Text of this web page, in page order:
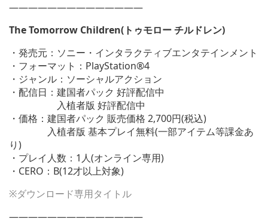
——————————————
The Tomorrow Children(トゥモロー チルドレン)
・発売元：ソニー・インタラクティブエンタテインメント
・フォーマット：PlayStation®4
・ジャンル：ソーシャルアクション
・配信日：建国者パック 好評配信中
入植者版 好評配信中
・価格：建国者パック 販売価格 2,700円(税込)
入植者版 基本プレイ無料(一部アイテム等課金あ
り)
・プレイ人数：1人(オンライン専用)
・CERO：B(12才以上対象)
※ダウンロード専用タイトル
——————————————